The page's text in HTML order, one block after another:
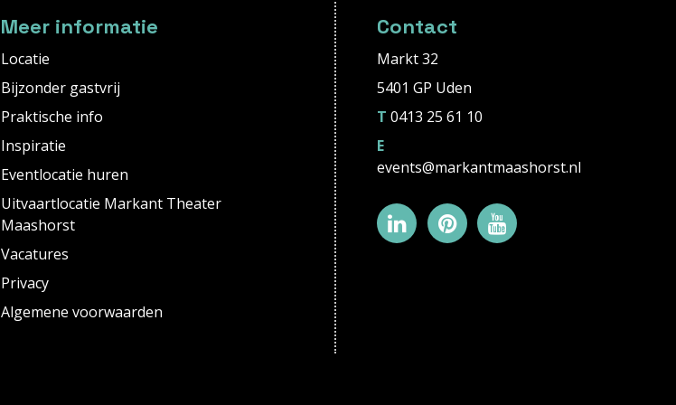
Meer informatie
Locatie
Bijzonder gastvrij
Praktische info
Inspiratie
Eventlocatie huren
Uitvaartlocatie Markant Theater
Maashorst
Vacatures
Privacy
Algemene voorwaarden
Contact
Markt 32
5401 GP Uden
T 0413 25 61 10
E
events@markantmaashorst.nl